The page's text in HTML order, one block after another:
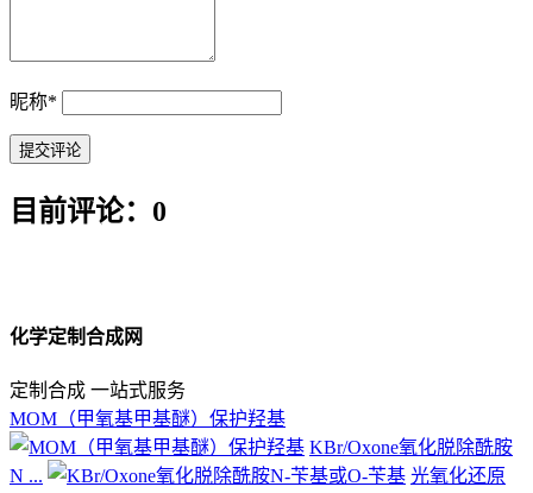
昵称*
目前评论：0
化学定制合成网
定制合成 一站式服务
MOM（甲氧基甲基醚）保护羟基
KBr/Oxone氧化脱除酰胺
N ...
光氧化还原